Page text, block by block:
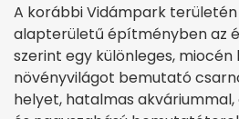
A korábbi Vidámpark
alapterületű építményben az
szerint egy különleges,
növényvilágot bemutató
helyet, hatalmas